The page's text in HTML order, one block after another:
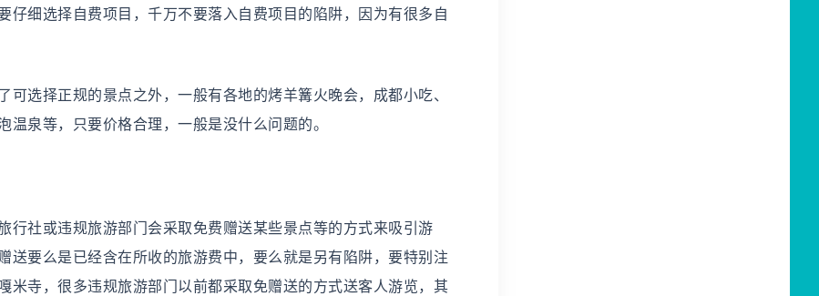
仔细选择自费项目，千万不要落入自费项目的陷阱，因为有很多自
选择正规的景点之外，一般有各地的烤羊篝火晚会，成都小吃、
泉等，只要价格合理，一般是没什么问题的。
社或违规旅游部门会采取免费赠送某些景点等的方式来吸引游
送要么是已经含在所收的旅游费中，要么就是另有陷阱，要特别注
米寺，很多违规旅游部门以前都采取免赠送的方式送客人游览，其